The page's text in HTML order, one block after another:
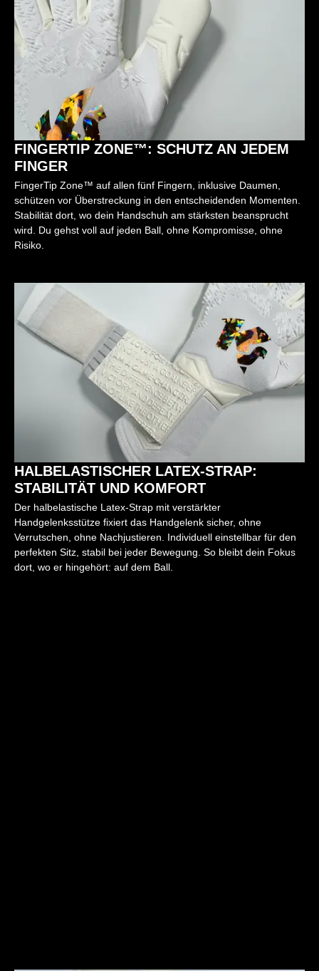
FINGERTIP ZONE™: SCHUTZ AN JEDEM
FINGER
FingerTip Zone™ auf allen fünf Fingern, inklusive Daumen,
schützen vor Überstreckung in den entscheidenden Momenten.
Stabilität dort, wo dein Handschuh am stärksten beansprucht
wird. Du gehst voll auf jeden Ball, ohne Kompromisse, ohne
Risiko.
HALBELASTISCHER LATEX-STRAP:
STABILITÄT UND KOMFORT
Der halbelastische Latex-Strap mit verstärkter
Handgelenksstütze fixiert das Handgelenk sicher, ohne
Verrutschen, ohne Nachjustieren. Individuell einstellbar für den
perfekten Sitz, stabil bei jeder Bewegung. So bleibt dein Fokus
dort, wo er hingehört: auf dem Ball.